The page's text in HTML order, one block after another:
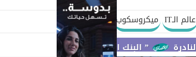
عالم الـIT
ميكروسكوب
” البنك المركزي” : معدلات الشمول المالي تواصل ارتفاعها 79% من المواطنين يمتلكون حسابات نشطة تمكنهم من